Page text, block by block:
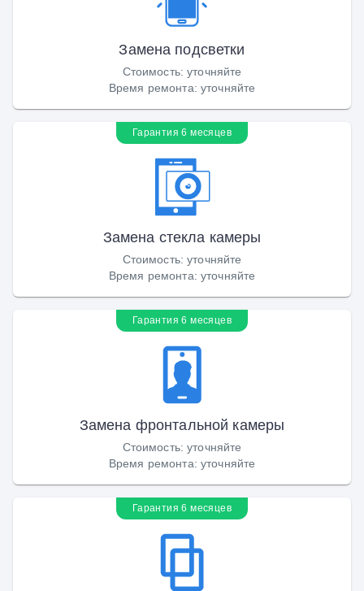
Замена подсветки
Стоимость:уточняйте
Время ремонта: уточняйте
Гарантия 6 месяцев
Замена стекла камеры
Стоимость:уточняйте
Время ремонта: уточняйте
Гарантия 6 месяцев
Замена фронтальной камеры
Стоимость:уточняйте
Время ремонта: уточняйте
Гарантия 6 месяцев